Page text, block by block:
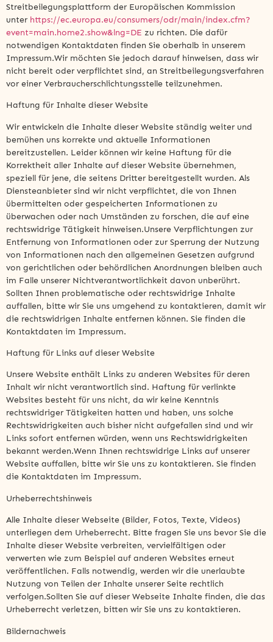
Streitbeilegungsplattform der Europäischen Kommission
unter https://ec.europa.eu/consumers/odr/main/index.cfm?
event=main.home2.show&lng=DE zu richten. Die dafür
notwendigen Kontaktdaten finden Sie oberhalb in unserem
Impressum.Wir möchten Sie jedoch darauf hinweisen, dass wir
nicht bereit oder verpflichtet sind, an Streitbeilegungsverfahren
vor einer Verbraucherschlichtungsstelle teilzunehmen.
Haftung für Inhalte dieser Website
Wir entwickeln die Inhalte dieser Website ständig weiter und
bemühen uns korrekte und aktuelle Informationen
bereitzustellen. Leider können wir keine Haftung für die
Korrektheit aller Inhalte auf dieser Website übernehmen,
speziell für jene, die seitens Dritter bereitgestellt wurden. Als
Diensteanbieter sind wir nicht verpflichtet, die von Ihnen
übermittelten oder gespeicherten Informationen zu
überwachen oder nach Umständen zu forschen, die auf eine
rechtswidrige Tätigkeit hinweisen.Unsere Verpflichtungen zur
Entfernung von Informationen oder zur Sperrung der Nutzung
von Informationen nach den allgemeinen Gesetzen aufgrund
von gerichtlichen oder behördlichen Anordnungen bleiben auch
im Falle unserer Nichtverantwortlichkeit davon unberührt.
Sollten Ihnen problematische oder rechtswidrige Inhalte
auffallen, bitte wir Sie uns umgehend zu kontaktieren, damit wir
die rechtswidrigen Inhalte entfernen können. Sie finden die
Kontaktdaten im Impressum.
Haftung für Links auf dieser Website
Unsere Website enthält Links zu anderen Websites für deren
Inhalt wir nicht verantwortlich sind. Haftung für verlinkte
Websites besteht für uns nicht, da wir keine Kenntnis
rechtswidriger Tätigkeiten hatten und haben, uns solche
Rechtswidrigkeiten auch bisher nicht aufgefallen sind und wir
Links sofort entfernen würden, wenn uns Rechtswidrigkeiten
bekannt werden.Wenn Ihnen rechtswidrige Links auf unserer
Website auffallen, bitte wir Sie uns zu kontaktieren. Sie finden
die Kontaktdaten im Impressum.
Urheberrechtshinweis
Alle Inhalte dieser Webseite (Bilder, Fotos, Texte, Videos)
unterliegen dem Urheberrecht. Bitte fragen Sie uns bevor Sie die
Inhalte dieser Website verbreiten, vervielfältigen oder
verwerten wie zum Beispiel auf anderen Websites erneut
veröffentlichen. Falls notwendig, werden wir die unerlaubte
Nutzung von Teilen der Inhalte unserer Seite rechtlich
verfolgen.Sollten Sie auf dieser Webseite Inhalte finden, die das
Urheberrecht verletzen, bitten wir Sie uns zu kontaktieren.
Bildernachweis